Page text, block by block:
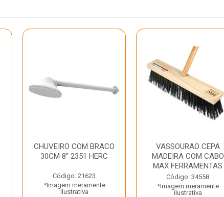
CHUVEIRO COM BRACO
30CM 8” 2351 HERC
Código: 21623
*Imagem meramente
ilustrativa
VASSOURAO CEPA
MADEIRA COM CABO
MAX FERRAMENTAS
Código: 34558
*Imagem meramente
ilustrativa